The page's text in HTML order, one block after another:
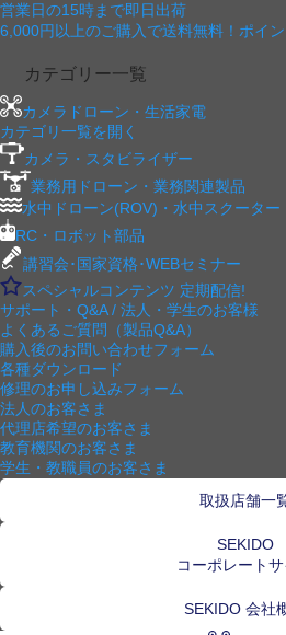
営業日の15時まで即日出荷
6,000円以上のご購入で送料無料！ポイ
カテゴリー一覧
カメラドローン・生活家電
カテゴリ一覧を開く
カメラ・スタビライザー
業務用ドローン・業務関連製品
水中ドローン(ROV)・水中スクーター
RC・ロボット部品
講習会･国家資格･WEBセミナー
スペシャルコンテンツ 定期配信!
サポート・Q&A / 法人・学生のお客様
よくあるご質問（製品Q&A）
購入後のお問い合わせフォーム
各種ダウンロード
修理のお申し込みフォーム
法人のお客さま
代理店希望のお客さま
教育機関のお客さま
学生・教職員のお客さま
取扱店舗一
SEKIDO
コーポレートサ
SEKIDO 会社